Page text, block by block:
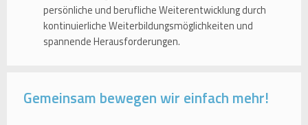
persönliche und berufliche Weiterentwicklung durch
kontinuierliche Weiterbildungsmöglichkeiten und
spannende Herausforderungen.
Gemeinsam bewegen wir einfach mehr!